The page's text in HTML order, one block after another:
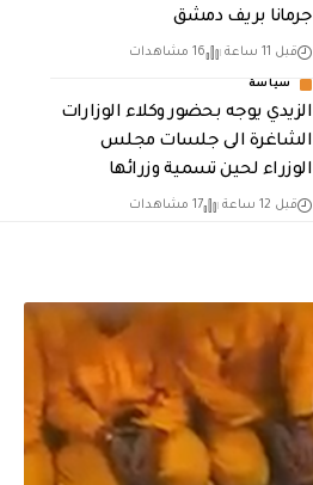
جرمانا بريف دمشق
قبل 11 ساعة 16 مشاهدات
سياسة
الزيدي يوجه بحضور وكلاء الوزارات
الشاغرة الى جلسات مجلس
الوزراء لحين تسمية وزرائها
قبل 12 ساعة 17 مشاهدات